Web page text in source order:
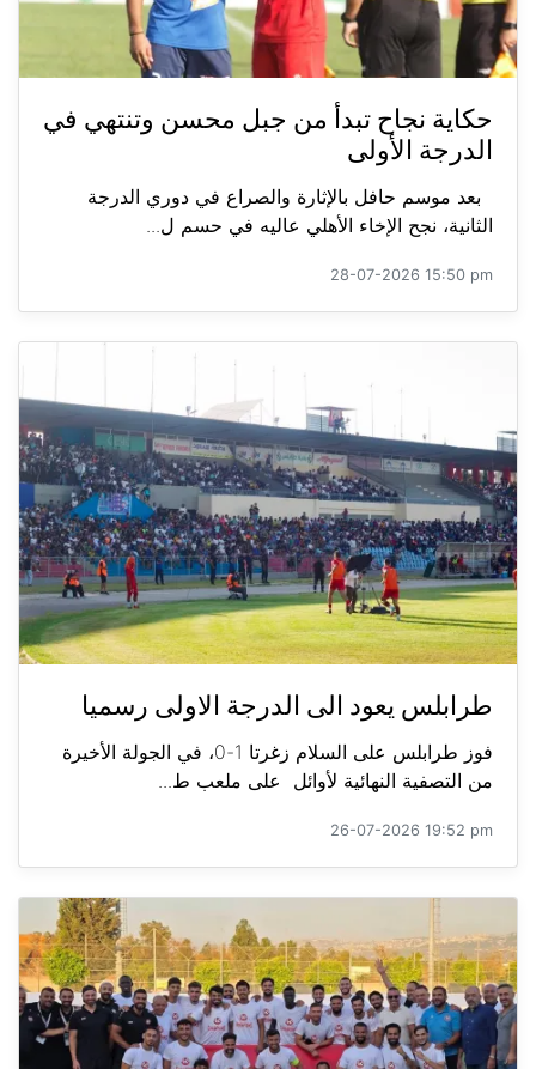
حكاية نجاح تبدأ من جبل محسن وتنتهي في
الدرجة الأولى
بعد موسم حافل بالإثارة والصراع في دوري الدرجة
الثانية، نجح الإخاء الأهلي عاليه في حسم ل...
28-07-2026 15:50 pm
طرابلس يعود الى الدرجة الاولى رسميا
فوز طرابلس على السلام زغرتا 1-0، في الجولة الأخيرة
من التصفية النهائية لأوائل على ملعب ط...
26-07-2026 19:52 pm